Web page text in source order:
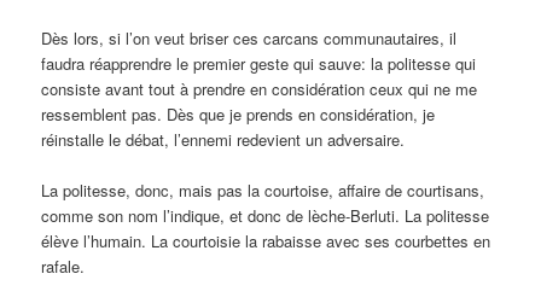
Dès lors, si l’on veut briser ces carcans communautaires, il
faudra réapprendre le premier geste qui sauve: la politesse qui
consiste avant tout à prendre en considération ceux qui ne me
ressemblent pas. Dès que je prends en considération, je
réinstalle le débat, l’ennemi redevient un adversaire.
La politesse, donc, mais pas la courtoise, affaire de courtisans,
comme son nom l’indique, et donc de lèche-Berluti. La politesse
élève l’humain. La courtoisie la rabaisse avec ses courbettes en
rafale.